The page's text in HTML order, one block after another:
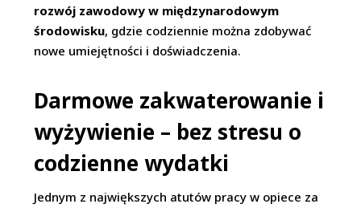
rozwój zawodowy w międzynarodowym
środowisku, gdzie codziennie można zdobywać
nowe umiejętności i doświadczenia.
Darmowe zakwaterowanie i
wyżywienie – bez stresu o
codzienne wydatki
Jednym z największych atutów pracy w opiece za